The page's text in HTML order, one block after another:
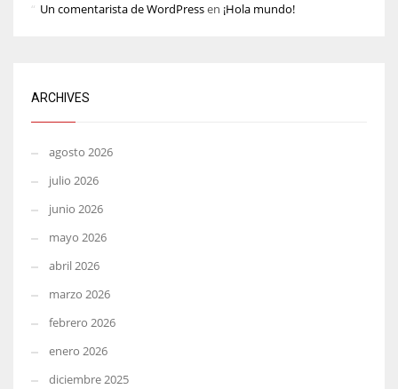
Un comentarista de WordPressen ¡Hola mundo!
ARCHIVES
agosto 2026
julio 2026
junio 2026
mayo 2026
abril 2026
marzo 2026
febrero 2026
enero 2026
diciembre 2025